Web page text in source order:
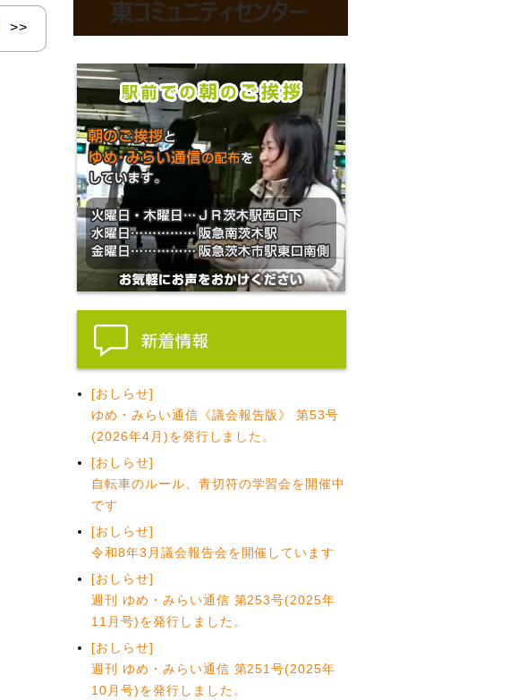
>>
[おしらせ]
ゆめ・みらい通信《議会報告版》 第53号
(2026年4月)を発行しました。
[おしらせ]
自転車のルール、青切符の学習会を開催中
です
[おしらせ]
令和8年3月議会報告会を開催しています
[おしらせ]
週刊 ゆめ・みらい通信 第253号(2025年
11月号)を発行しました。
[おしらせ]
週刊 ゆめ・みらい通信 第251号(2025年
10月号)を発行しました。